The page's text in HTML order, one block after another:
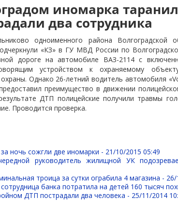
иномарка
два сотрудника
одноименного района
«КЗ» в ГУ МВД России по
дороге на автомобиле ВАЗ-2114 с
устройством к охраняемому
Однако 26-летний водитель автомобиля
преимущество в движении
ДТП полицейские получили травмы
Проводится проверка.
ночь сожгли две иномарки - 21/10/2015 05:49
руководитель жилищной УК
троица за сутки ограбила 4 магазина -
банка потратила на детей 160 тысяч
ДТП пострадали два человека - 25/11/2014